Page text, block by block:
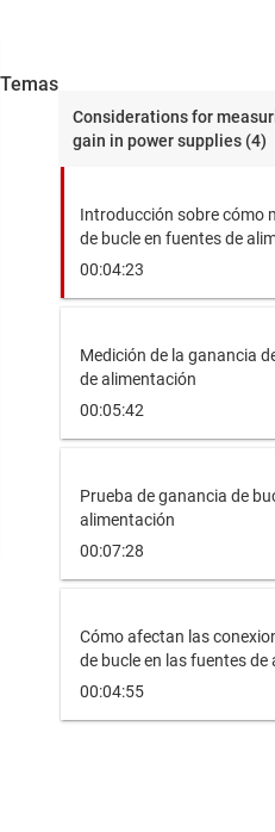
Temas
Considerations for
gain in power supplies (4)
Introducción sobre cómo
de bucle en fuentes de
00:04:23
Medición de la ganancia
de alimentación
00:05:42
Prueba de ganancia de
alimentación
00:07:28
Cómo afectan las
de bucle en las fuentes de
00:04:55